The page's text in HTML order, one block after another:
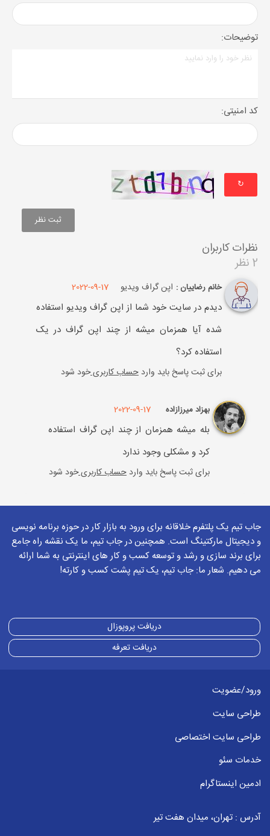
توضیحات:
کد امنیتی:
↻
نظرات کاربران
2 نظر
خانم رضاییان : اپن گراف ویدیو 2022-09-17
دیدم در سایت خود شما از اپن گراف ویدیو استفاده
شده آیا همزمان میشه از چند اپن گراف در یک
استفاده کرد؟
برای ثبت پاسخ باید وارد حساب کاربریخود شود
بهزاد میرزازاده 2022-09-17
بله میشه همزمان از چند اپن گراف استفاده
کرد و مشکلی وجود ندارد
برای ثبت پاسخ باید وارد حساب کاربریخود شود
جاب تیم یک پلتفرم خلاقانه برای ورود به بازار کار در حوزه برنامه نویسی
و دیجیتال مارکتینگ است. همچنین در جاب تیم، ما یک نقشه راه جامع
برای برند سازی و رشد و توسعه کسب و کار های اینترنتی به شما ارائه
می دهیم. شعار ما: جاب تیم، یک تیم پشت کسب و کارته!
دریافت پروپوزال
دریافت تعرفه
ورود/عضویت
طراحی سایت
طراحی سایت اختصاصی
خدمات سئو
ادمین اینستاگرام
آدرس : تهران، میدان هفت تیر